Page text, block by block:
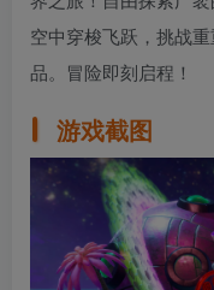
空中穿梭飞跃，挑战
品。冒险即刻启程！
游戏截图